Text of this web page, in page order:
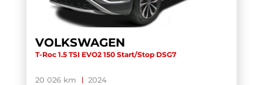
TOURAN BUSINESS (1)
TRANSIT CUSTOM CABINE APPROFONDIE
TRANSIT CUSTOM FOURGON (1)
TRANSPORTER 6.1 VAN
VOLKSWAGEN
T-Roc 1.5 TSI EVO2 150 Start/Stop DSG7
20 026 km 2024